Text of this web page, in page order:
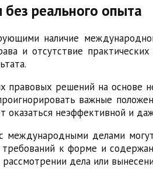
реального опыта
наличие
и отсутствие
правовых решений на
важные
неэффективной и
международными делами
к форме и
дела или